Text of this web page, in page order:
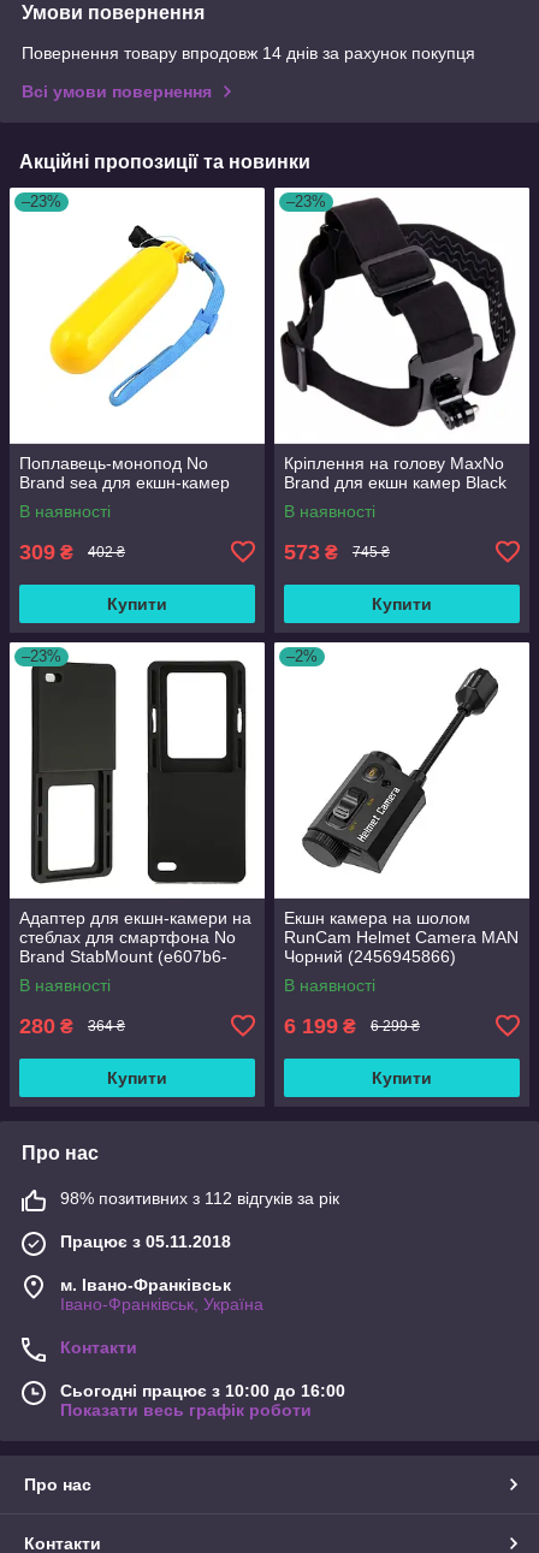
Умови повернення
Повернення товару впродовж 14 днів за рахунок покупця
Всі умови повернення
Акційні пропозиції та новинки
–23%
Поплавець-монопод No
Brand sea для екшн-камер
В наявності
309 ₴ 402 ₴
Купити
–23%
Кріплення на голову MaxNo
Brand для екшн камер Black
В наявності
573 ₴ 745 ₴
Купити
–23%
Адаптер для екшн-камери на
стеблах для смартфона No
Brand StabMount (e607b6-
242)
В наявності
280 ₴ 364 ₴
Купити
–2%
Екшн камера на шолом
RunCam Helmet Camera MAN
Чорний (2456945866)
В наявності
6 199 ₴ 6 299 ₴
Купити
Про нас
98% позитивних з 112 відгуків за рік
Працює з 05.11.2018
м. Івано-Франківськ
Івано-Франківськ, Україна
Контакти
Сьогодні працює з 10:00 до 16:00
Показати весь графік роботи
Про нас
Контакти